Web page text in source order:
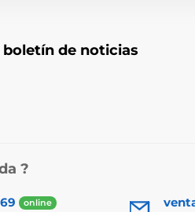
boletín de noticias
?
online